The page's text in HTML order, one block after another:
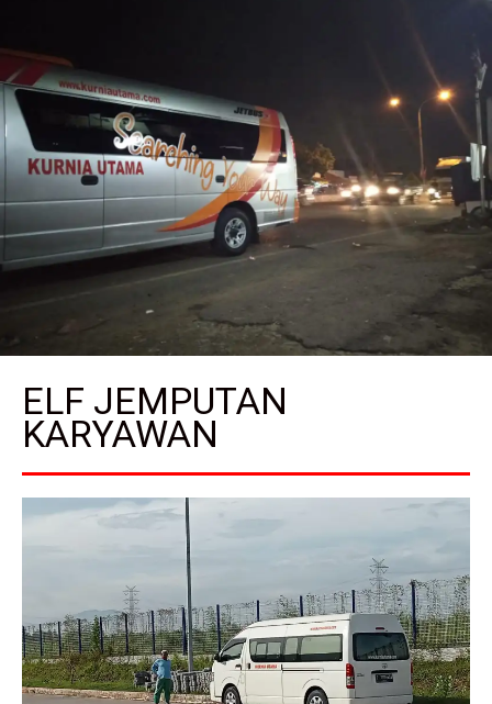
ELF JEMPUTAN
KARYAWAN